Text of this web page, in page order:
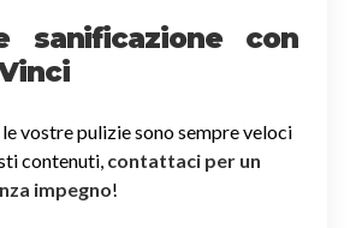
sanificazione con
vostre pulizie sono sempre veloci
contenuti, contattaci per un
impegno!